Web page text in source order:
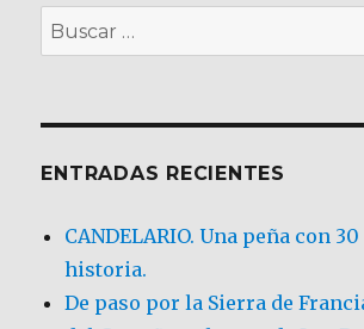
Buscar
por:
ENTRADAS RECIENTES
CANDELARIO. Una peña con
historia.
De paso por la Sierra de